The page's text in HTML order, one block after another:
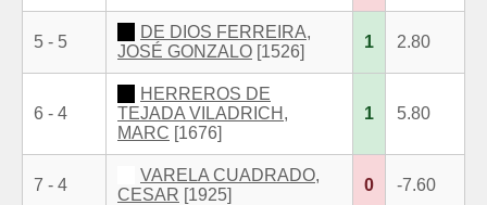
5 - 5
DE DIOS FERREIRA,
JOSÉ GONZALO [1526]
1 2.80
6 - 4
HERREROS DE
TEJADA VILADRICH,
MARC [1676]
1 5.80
7 - 4
VARELA CUADRADO,
CESAR [1925]
0 -7.60